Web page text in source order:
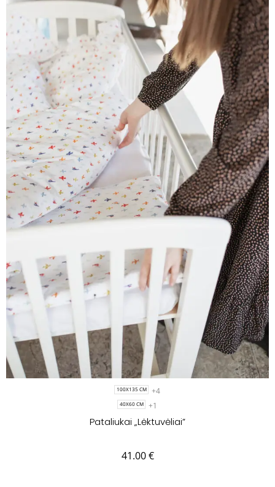
100X135 CM +4
40X60 CM +1
Pataliukai „Lėktuvėliai”
41.00€